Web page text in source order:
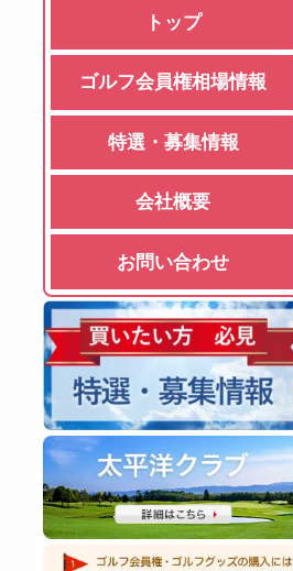
トップ
ゴルフ会員権相場情報
特選・募集情報
会社概要
お問い合わせ